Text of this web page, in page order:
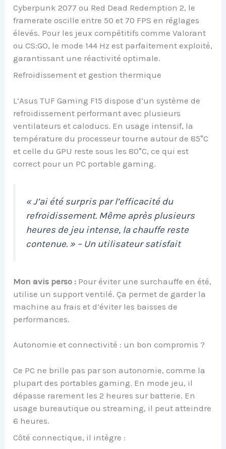
Cyberpunk 2077 ou Red Dead Redemption 2, le
framerate oscille entre 50 et 70 FPS en réglages
élevés. Pour les jeux compétitifs comme Valorant
ou CS:GO, le mode 144 Hz est parfaitement exploité,
garantissant une réactivité optimale.
Refroidissement et gestion thermique
L’Asus TUF Gaming F15 dispose d’un système de
refroidissement performant avec plusieurs
ventilateurs et caloducs. En usage intensif, la
température du processeur tourne autour de 85°C
et celle du GPU reste sous les 80°C, ce qui est
correct pour un PC portable gaming.
« J’ai été surpris par l’efficacité du
refroidissement. Même après plusieurs
heures de jeu intense, la chauffe reste
contenue. » – Un utilisateur satisfait
Mon avis perso : Pour éviter une surchauffe en été,
utilise un support ventilé. Ça permet de garder la
machine au frais et d’éviter les baisses de
performances.
Autonomie et connectivité : un bon compromis ?
Ce PC ne brille pas par son autonomie, comme la
plupart des portables gaming. En mode jeu, il
dépasse rarement les 2 heures sur batterie. En
usage bureautique ou streaming, il peut atteindre
6 heures.
Côté connectique, il intègre :